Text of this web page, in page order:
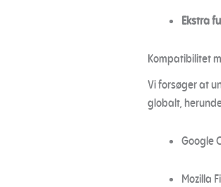
Ekstra
Kompatibilitet
Vi forsøger at
globalt,
Google
Mozilla